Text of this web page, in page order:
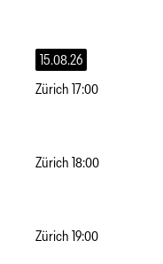
15.08.26
Zürich 17:00
Zürich 18:00
Zürich 19:00